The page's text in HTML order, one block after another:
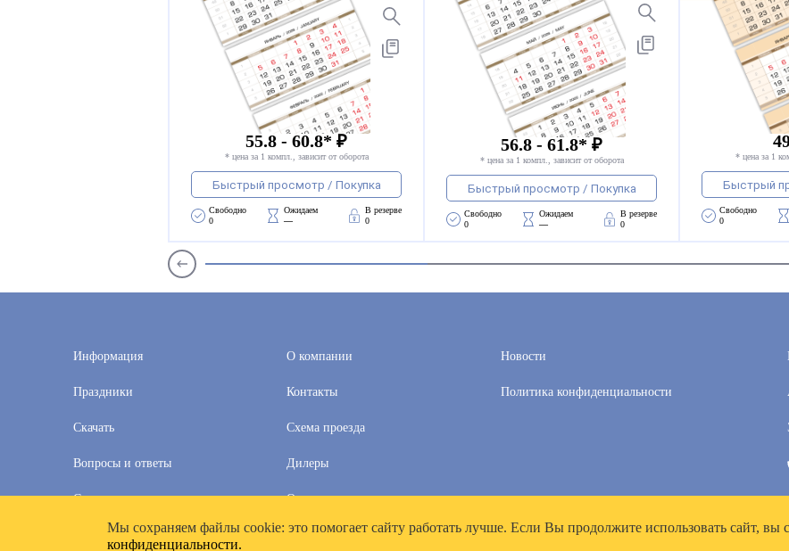
55.8 - 60.8* ₽
* цена за 1 компл., зависит от оборота
Быстрый просмотр / Покупка
Свободно
0
Ожидаем
—
В резерве
0
56.8 - 61.8* ₽
* цена за 1 компл., зависит от оборота
Быстрый просмотр / Покупка
Свободно
0
Ожидаем
—
В резерве
0
* цена за 1
Быстрый
Свободно
0
Информация
Праздники
Скачать
Вопросы и ответы
Скидки
О компании
Контакты
Схема проезда
Дилеры
Оплата и доставка
Новости
Политика конфиденциальности
2020–2026 © Компания «Полимат»: ООО «Все для календарей», ИНН 7718300356
Мы cохраняем файлы cookie: это помогает сайту работать лучше. Если Вы продолжите использовать сайт, вы
конфиденциальности.